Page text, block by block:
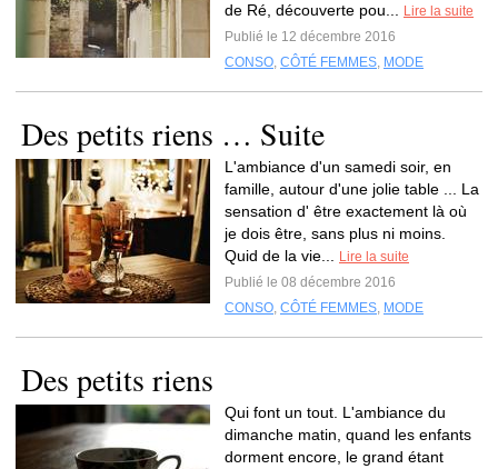
de Ré, découverte pou...
Lire la suite
Publié le 12 décembre 2016
CONSO, CÔTÉ FEMMES, MODE
Des petits riens … Suite
L'ambiance d'un samedi soir, en
famille, autour d'une jolie table ... La
sensation d' être exactement là où
je dois être, sans plus ni moins.
Quid de la vie...
Lire la suite
Publié le 08 décembre 2016
CONSO, CÔTÉ FEMMES, MODE
Des petits riens
Qui font un tout. L'ambiance du
dimanche matin, quand les enfants
dorment encore, le grand étant